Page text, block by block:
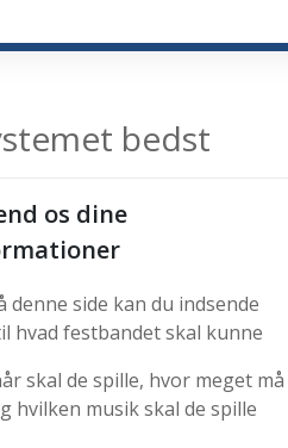
bedst
os dine
denne side kan du indsende
hvad festbandet skal kunne
skal de spille, hvor meget må
hvilken musik skal de spille